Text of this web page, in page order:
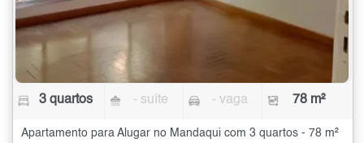
3 quartos - suíte - vaga 78 m²
Apartamento para Alugar no Mandaqui com 3 quartos - 78 m²